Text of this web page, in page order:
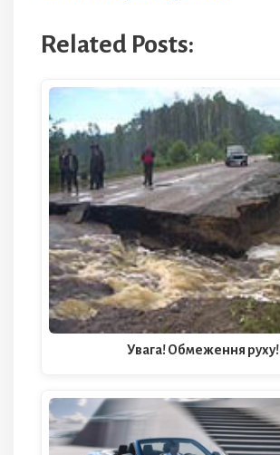
Related Posts:
Увага! Обмеження руху!